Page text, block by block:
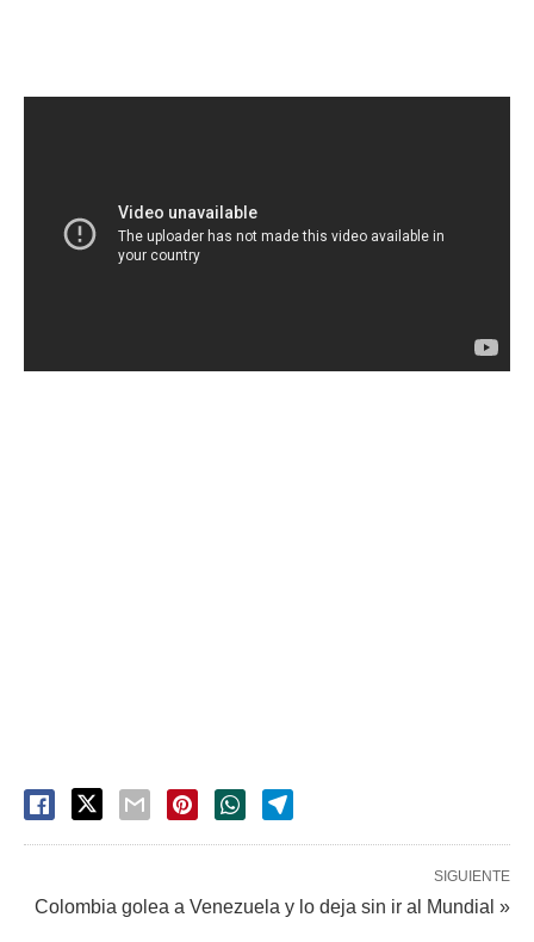
SIGUIENTE
Colombia golea a Venezuela y lo deja sin ir al Mundial »